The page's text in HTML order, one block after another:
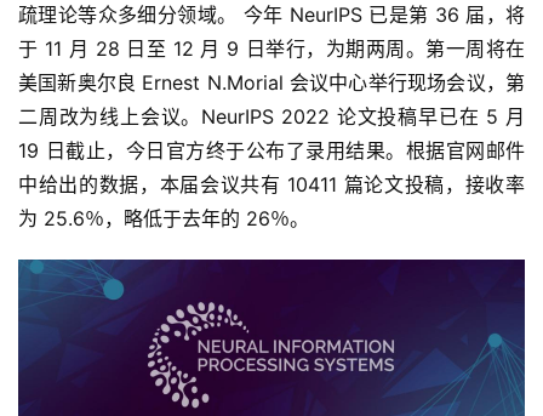
疏理论等众多细分领域。 今年 NeurIPS 已是第 36 届，将
于 11 月 28 日至 12 月 9 日举行，为期两周。第一周将在
美国新奥尔良 Ernest N.Morial 会议中心举行现场会议，第
二周改为线上会议。NeurIPS 2022 论文投稿早已在 5 月
19 日截止，今日官方终于公布了录用结果。根据官网邮件
中给出的数据，本届会议共有 10411 篇论文投稿，接收率
为 25.6％，略低于去年的 26％。